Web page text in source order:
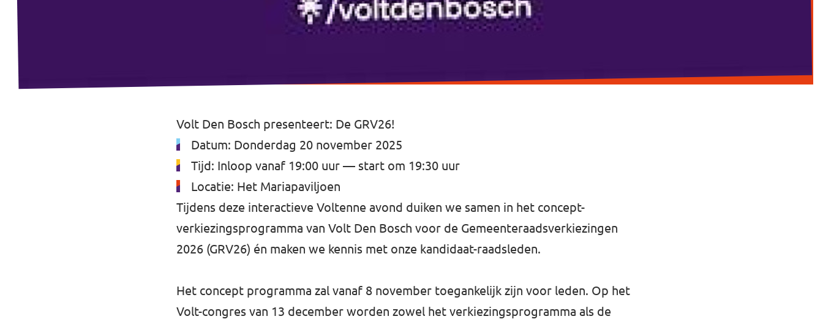
Volt Den Bosch presenteert: De GRV26!
Datum: Donderdag 20 november 2025
Tijd: Inloop vanaf 19:00 uur — start om 19:30 uur
Locatie: Het Mariapaviljoen
Tijdens deze interactieve Voltenne avond duiken we samen in het concept-
verkiezingsprogramma van Volt Den Bosch voor de Gemeenteraadsverkiezingen
2026 (GRV26) én maken we kennis met onze kandidaat-raadsleden.
Het concept programma zal vanaf 8 november toegankelijk zijn voor leden. Op het
Volt-congres van 13 december worden zowel het verkiezingsprogramma als de